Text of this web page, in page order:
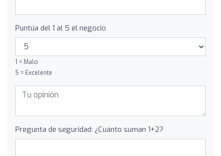
Puntúa del 1 al 5 el negocio
1 = Malo
5 = Excelente
Pregunta de seguridad: ¿Cuánto suman 1+2?